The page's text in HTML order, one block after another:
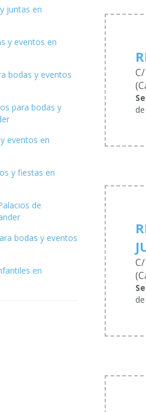
juntas en
y eventos en
bodas y eventos
para bodas y
eventos en
y fiestas en
de
bodas y eventos
en